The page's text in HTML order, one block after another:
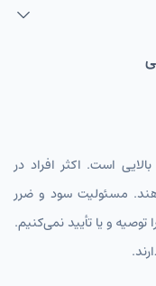
است. اکثر افراد در
مسئولیت سود و ضرر
و یا تأیید نمی‌کنیم.